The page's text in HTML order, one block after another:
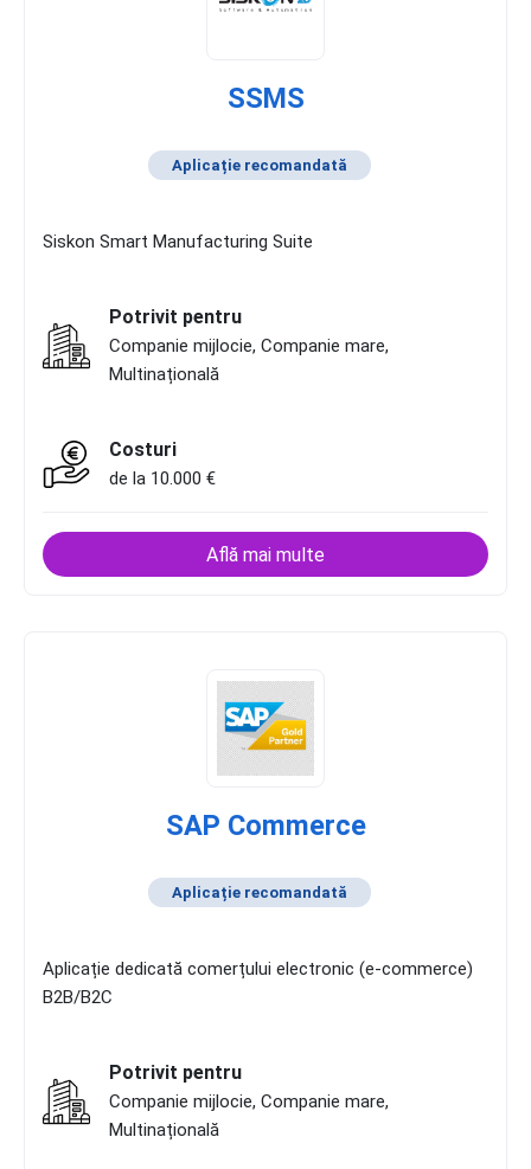
SSMS
Aplicație recomandată
Siskon Smart Manufacturing Suite
Potrivit pentru
Companie mijlocie, Companie mare,
Multinațională
Costuri
de la 10.000 €
Află mai multe
SAP Commerce
Aplicație recomandată
Aplicație dedicată comerțului electronic (e-commerce)
B2B/B2C
Potrivit pentru
Companie mijlocie, Companie mare,
Multinațională